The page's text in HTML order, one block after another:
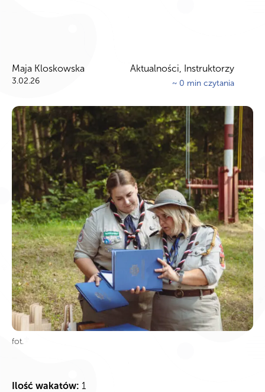
Maja Kloskowska
3.02.26
Aktualności, Instruktorzy
~ 0 min czytania
fot.
Ilość wakatów: 1